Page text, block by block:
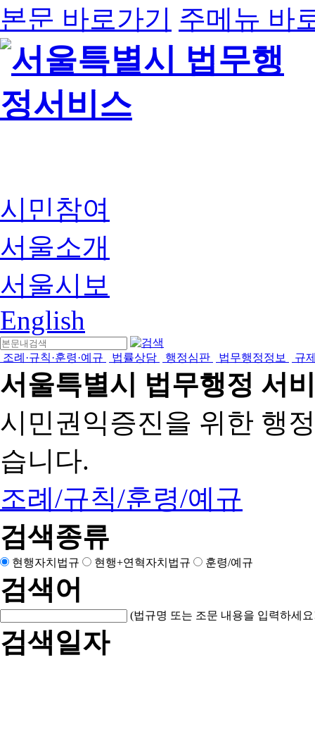
본문 바로가기 주메뉴 바
시민참여
서울소개
서울시보
English
조례·규칙·훈령·예규 법률상담 행정심판 법무행정정보 규
서울특별시 법무행정 서
시민권익증진을 위한 행
습니다.
조례/규칙/훈령/예규
검색종류
현행자치법규 현행+연혁자치법규 훈령/예규
검색어
(법규명 또는 조문 내용을 입력하세
검색일자